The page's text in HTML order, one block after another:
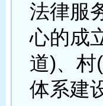
法律服
心的成
道)、村
体系建